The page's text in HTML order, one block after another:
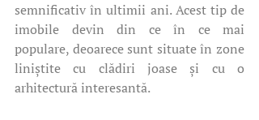
semnificativ în ultimii ani. Acest tip de
imobile devin din ce în ce mai
populare, deoarece sunt situate în zone
liniștite cu clădiri joase și cu o
arhitectură interesantă.